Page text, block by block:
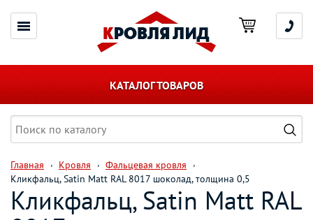
КАТАЛОГ ТОВАРОВ
Главная Кровля
Фальцевая кровля
Кликфальц, Satin Matt RAL 8017 шоколад, толщина 0,5
Кликфальц, Satin Matt RAL